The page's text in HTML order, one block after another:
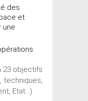
des
et
une
23 objectifs
Etat…)